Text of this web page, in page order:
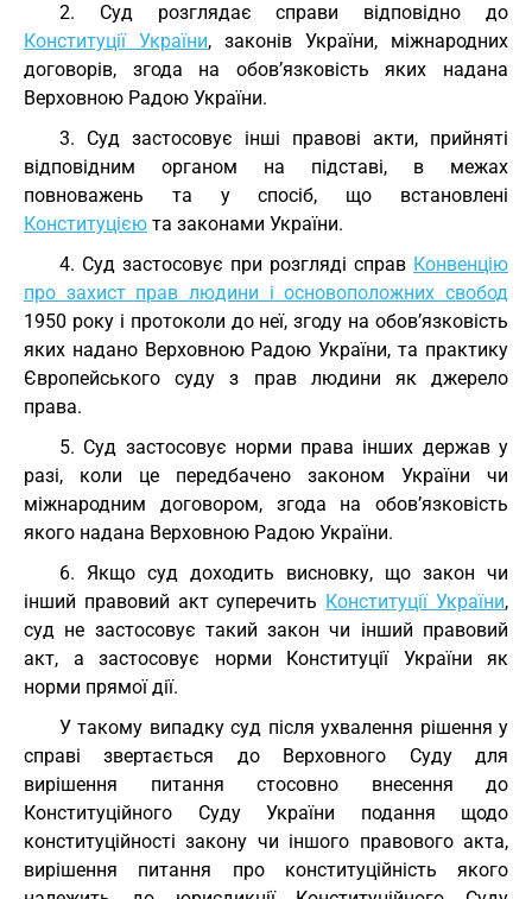
2. Суд розглядає справи відповідно до
Конституції України, законів України, міжнародних
договорів, згода на обов’язковість яких надана
Верховною Радою України.
3. Суд застосовує інші правові акти, прийняті
відповідним органом на підставі, в межах
повноважень та у спосіб, що встановлені
Конституцією та законами України.
4. Суд застосовує при розгляді справ Конвенцію
про захист прав людини і основоположних свобод
1950 року і протоколи до неї, згоду на обов’язковість
яких надано Верховною Радою України, та практику
Європейського суду з прав людини як джерело
права.
5. Суд застосовує норми права інших держав у
разі, коли це передбачено законом України чи
міжнародним договором, згода на обов’язковість
якого надана Верховною Радою України.
6. Якщо суд доходить висновку, що закон чи
інший правовий акт суперечить Конституції України,
суд не застосовує такий закон чи інший правовий
акт, а застосовує норми Конституції України як
норми прямої дії.
У такому випадку суд після ухвалення рішення у
справі звертається до Верховного Суду для
вирішення питання стосовно внесення до
Конституційного Суду України подання щодо
конституційності закону чи іншого правового акта,
вирішення питання про конституційність якого